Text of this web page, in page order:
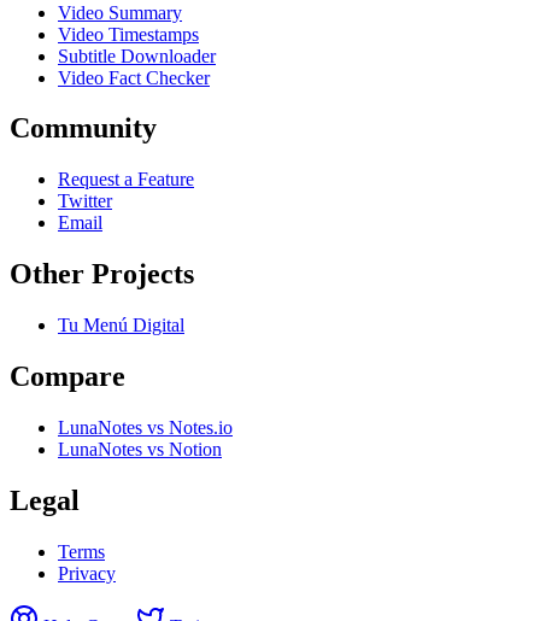
Video Summary
Video Timestamps
Subtitle Downloader
Video Fact Checker
Community
Request a Feature
Twitter
Email
Other Projects
Tu Menú Digital
Compare
LunaNotes vs Notes.io
LunaNotes vs Notion
Legal
Terms
Privacy